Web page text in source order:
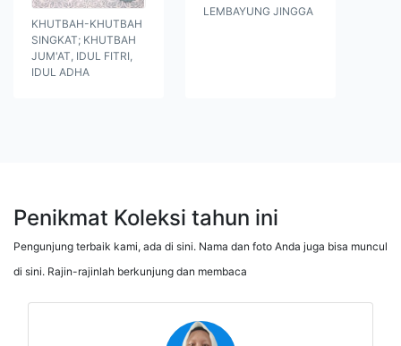
KHUTBAH-KHUTBAH
SINGKAT; KHUTBAH
JUM'AT, IDUL FITRI,
IDUL ADHA
LEMBAYUNG JINGGA
Penikmat Koleksi tahun ini
Pengunjung terbaik kami, ada di sini. Nama dan foto Anda juga bisa muncul
di sini. Rajin-rajinlah berkunjung dan membaca